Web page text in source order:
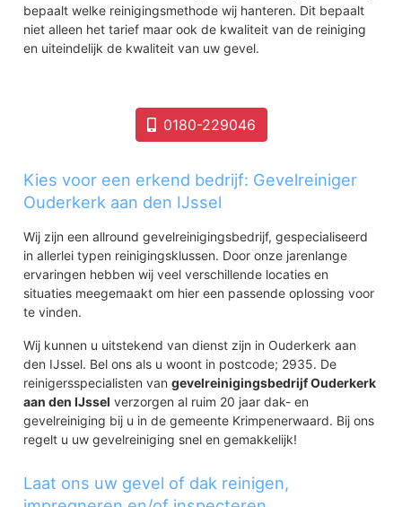
bepaalt welke reinigingsmethode wij hanteren. Dit bepaalt
niet alleen het tarief maar ook de kwaliteit van de reiniging
en uiteindelijk de kwaliteit van uw gevel.
0180-229046
Kies voor een erkend bedrijf: Gevelreiniger
Ouderkerk aan den IJssel
Wij zijn een allround gevelreinigingsbedrijf, gespecialiseerd
in allerlei typen reinigingsklussen. Door onze jarenlange
ervaringen hebben wij veel verschillende locaties en
situaties meegemaakt om hier een passende oplossing voor
te vinden.
Wij kunnen u uitstekend van dienst zijn in Ouderkerk aan
den IJssel. Bel ons als u woont in postcode; 2935. De
reinigersspecialisten vangevelreinigingsbedrijf Ouderkerk
aan den IJssel verzorgen al ruim 20 jaar dak- en
gevelreiniging bij u in de gemeente Krimpenerwaard. Bij ons
regelt u uw gevelreiniging snel en gemakkelijk!
Laat ons uw gevel of dak reinigen,